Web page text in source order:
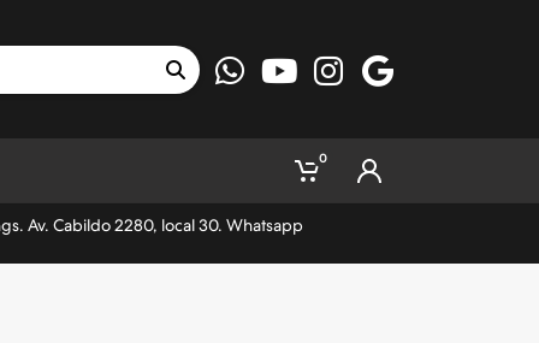
0
Av. Cabildo 2280, local 30. Whatsapp